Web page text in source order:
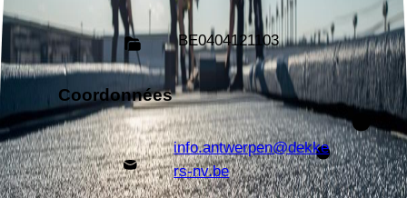
BE0404121103
Coordonnées
info.antwerpen@dekke
rs-nv.be